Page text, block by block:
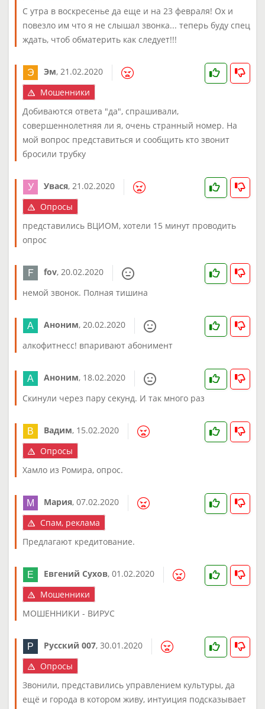
С утра в воскресенье да еще и на 23 февраля! Ох и
повезло им что я не слышал звонка... теперь буду спец
ждать, чтоб обматерить как следует!!!
Эм, 21.02.2020
Мошенники
Добиваются ответа "да", спрашивали,
совершеннолетняя ли я, очень странный номер. На
мой вопрос представиться и сообщить кто звонит
бросили трубку
Увася, 21.02.2020
Опросы
представились ВЦИОМ, хотели 15 минут проводить
опрос
fov, 20.02.2020
немой звонок. Полная тишина
Аноним, 20.02.2020
алкофитнесс! впаривают абонимент
Аноним, 18.02.2020
Скинули через пару секунд. И так много раз
Вадим, 15.02.2020
Опросы
Хамло из Ромира, опрос.
Мария, 07.02.2020
Спам, реклама
Предлагают кредитование.
Евгений Сухов, 01.02.2020
Мошенники
МОШЕННИКИ - ВИРУС
Русский 007, 30.01.2020
Опросы
Звонили, представились управлением культуры, да
ещё и города в котором живу, интуиция подсказывает